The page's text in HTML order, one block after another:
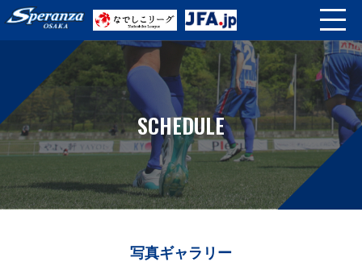
SCHEDULE
写真ギャラリー